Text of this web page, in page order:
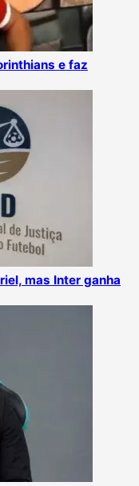
e faz
mas Inter ganha